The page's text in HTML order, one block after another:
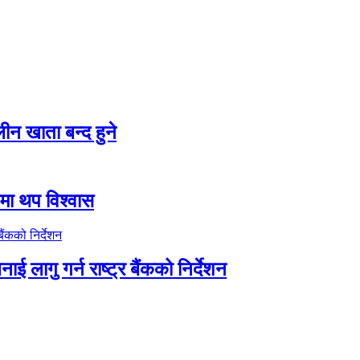
खाता बन्द हुने
थप विश्वास
लागु गर्न राष्ट्र बैंकको निर्देशन